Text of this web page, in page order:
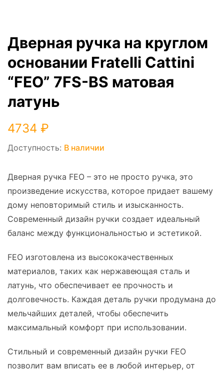
Дверная ручка на круглом
основании Fratelli Cattini
“FEO” 7FS-BS матовая
латунь
4734 ₽
Доступность: В наличии
Дверная ручка FEO – это не просто ручка, это
произведение искусства, которое придает вашему
дому неповторимый стиль и изысканность.
Современный дизайн ручки создает идеальный
баланс между функциональностью и эстетикой.
FEO изготовлена из высококачественных
материалов, таких как нержавеющая сталь и
латунь, что обеспечивает ее прочность и
долговечность. Каждая деталь ручки продумана до
мельчайших деталей, чтобы обеспечить
максимальный комфорт при использовании.
Стильный и современный дизайн ручки FEO
позволит вам вписать ее в любой интерьер, от